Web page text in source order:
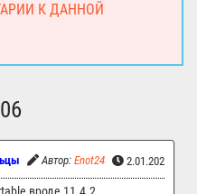
К ДАННОЙ
Автор: Enot24 2.01.2026